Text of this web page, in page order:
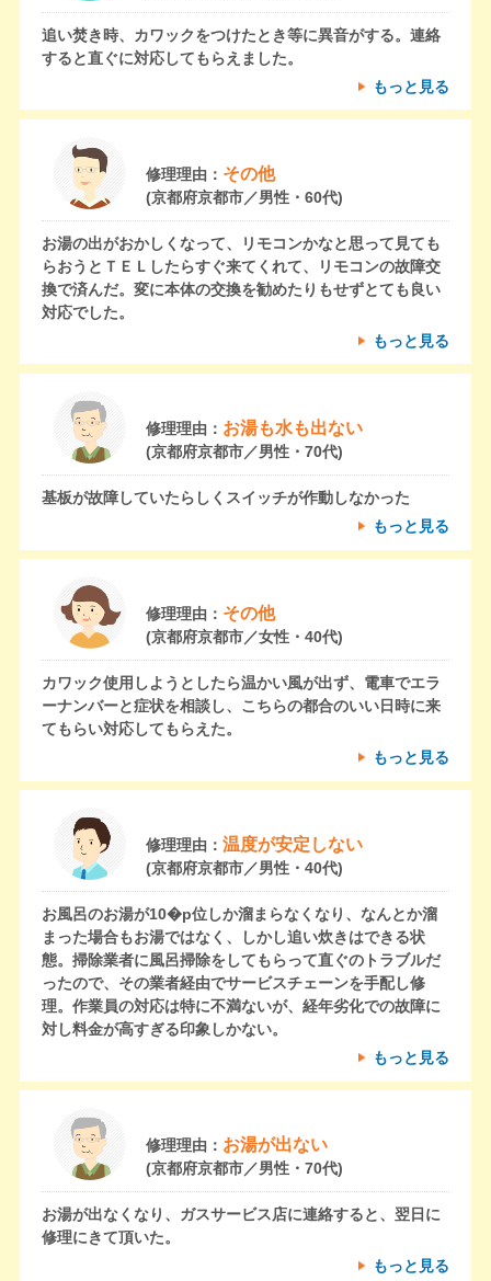
追い焚き時、カワックをつけたとき等に異音がする。連絡
すると直ぐに対応してもらえました。
もっと見る
修理理由： その他
(京都府京都市／男性・60代)
お湯の出がおかしくなって、リモコンかなと思って見ても
らおうとＴＥＬしたらすぐ来てくれて、リモコンの故障交
換で済んだ。変に本体の交換を勧めたりもせずとても良い
対応でした。
もっと見る
修理理由： お湯も水も出ない
(京都府京都市／男性・70代)
基板が故障していたらしくスイッチが作動しなかった
もっと見る
修理理由： その他
(京都府京都市／女性・40代)
カワック使用しようとしたら温かい風が出ず、電車でエラ
ーナンバーと症状を相談し、こちらの都合のいい日時に来
てもらい対応してもらえた。
もっと見る
修理理由： 温度が安定しない
(京都府京都市／男性・40代)
お風呂のお湯が10�p位しか溜まらなくなり、なんとか溜
まった場合もお湯ではなく、しかし追い炊きはできる状
態。掃除業者に風呂掃除をしてもらって直ぐのトラブルだ
ったので、その業者経由でサービスチェーンを手配し修
理。作業員の対応は特に不満ないが、経年劣化での故障に
対し料金が高すぎる印象しかない。
もっと見る
修理理由： お湯が出ない
(京都府京都市／男性・70代)
お湯が出なくなり、ガスサービス店に連絡すると、翌日に
修理にきて頂いた。
もっと見る